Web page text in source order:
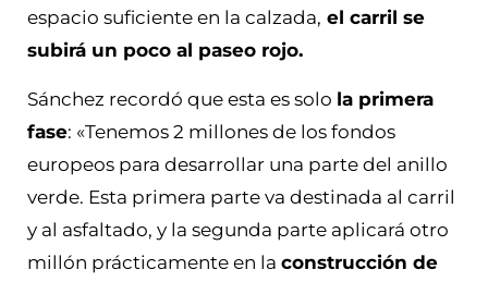
espacio suficiente en la calzada, el carril se
subirá un poco al paseo rojo.
Sánchez recordó que esta es solo la primera
fase: «Tenemos 2 millones de los fondos
europeos para desarrollar una parte del anillo
verde. Esta primera parte va destinada al carril
y al asfaltado, y la segunda parte aplicará otro
millón prácticamente en la construcción de